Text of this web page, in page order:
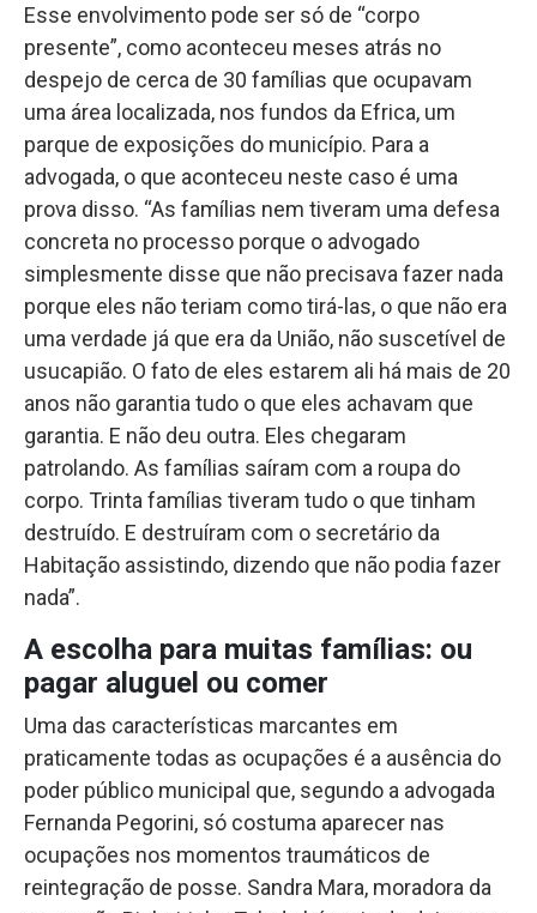
Esse envolvimento pode ser só de “corpo
presente”, como aconteceu meses atrás no
despejo de cerca de 30 famílias que ocupavam
uma área localizada, nos fundos da Efrica, um
parque de exposições do município. Para a
advogada, o que aconteceu neste caso é uma
prova disso. “As famílias nem tiveram uma defesa
concreta no processo porque o advogado
simplesmente disse que não precisava fazer nada
porque eles não teriam como tirá-las, o que não era
uma verdade já que era da União, não suscetível de
usucapião. O fato de eles estarem ali há mais de 20
anos não garantia tudo o que eles achavam que
garantia. E não deu outra. Eles chegaram
patrolando. As famílias saíram com a roupa do
corpo. Trinta famílias tiveram tudo o que tinham
destruído. E destruíram com o secretário da
Habitação assistindo, dizendo que não podia fazer
nada”.
A escolha para muitas famílias: ou
pagar aluguel ou comer
Uma das características marcantes em
praticamente todas as ocupações é a ausência do
poder público municipal que, segundo a advogada
Fernanda Pegorini, só costuma aparecer nas
ocupações nos momentos traumáticos de
reintegração de posse. Sandra Mara, moradora da